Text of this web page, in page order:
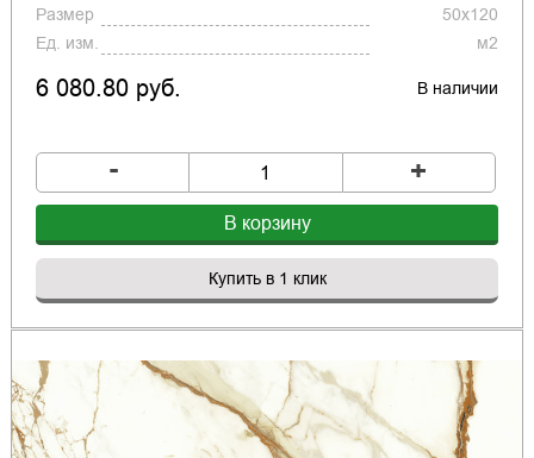
Размер
50x120
Ед. изм.
м2
6 080.80 руб. В наличии
- +
В корзину
Купить в 1 клик